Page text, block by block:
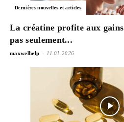
Dernières nouvelles et articles
La créatine profite aux
pas seulement...
maxwelhelp - 11.01.2026